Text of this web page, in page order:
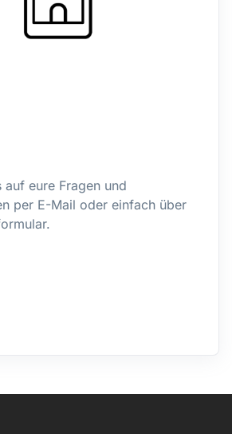
auf eure Fragen und
per E-Mail oder einfach über